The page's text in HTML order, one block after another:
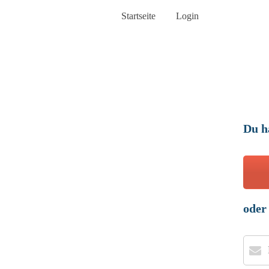
Startseite Login
Du
oder